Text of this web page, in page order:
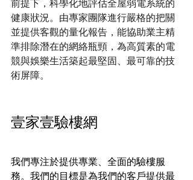
前提下，科學化地評估全屋弱電系統的
健康狀況。由專家團隊進行嚴格的把關
並提供客觀的量化報告，能協助業主精
準排除潛在的網絡瓶頸，為高質素的電
競與娛樂生活築起最堅固、最可靠的技
術屏障。
壹家壹驗樓網
我們專注於提供專業、全面的驗樓服
務。我們的目標是為我們的客戶提供最